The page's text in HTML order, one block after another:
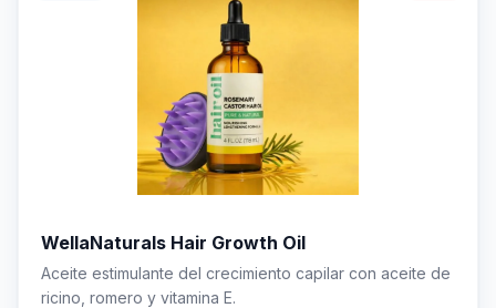
WellaNaturals Hair Growth Oil
Aceite estimulante del crecimiento capilar con aceite de
ricino, romero y vitamina E.